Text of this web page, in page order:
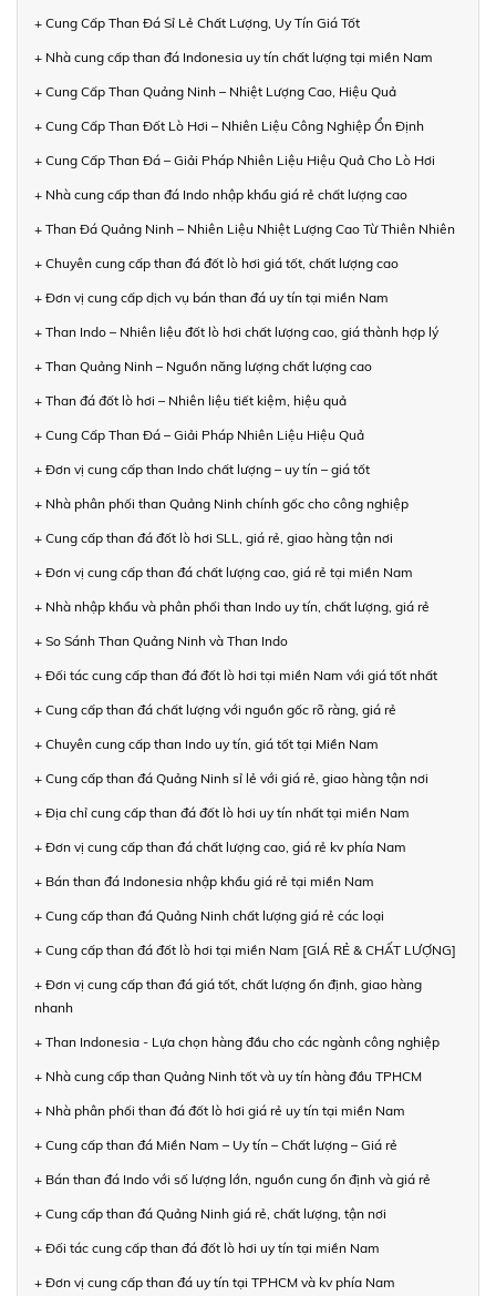
+ Cung Cấp Than Đá Sỉ Lẻ Chất Lượng, Uy Tín Giá Tốt
+ Nhà cung cấp than đá Indonesia uy tín chất lượng tại miền Nam
+ Cung Cấp Than Quảng Ninh – Nhiệt Lượng Cao, Hiệu Quả
+ Cung Cấp Than Đốt Lò Hơi – Nhiên Liệu Công Nghiệp Ổn Định
+ Cung Cấp Than Đá – Giải Pháp Nhiên Liệu Hiệu Quả Cho Lò Hơi
+ Nhà cung cấp than đá Indo nhập khẩu giá rẻ chất lượng cao
+ Than Đá Quảng Ninh – Nhiên Liệu Nhiệt Lượng Cao Từ Thiên Nhiên
+ Chuyên cung cấp than đá đốt lò hơi giá tốt, chất lượng cao
+ Đơn vị cung cấp dịch vụ bán than đá uy tín tại miền Nam
+ Than Indo – Nhiên liệu đốt lò hơi chất lượng cao, giá thành hợp lý
+ Than Quảng Ninh – Nguồn năng lượng chất lượng cao
+ Than đá đốt lò hơi – Nhiên liệu tiết kiệm, hiệu quả
+ Cung Cấp Than Đá – Giải Pháp Nhiên Liệu Hiệu Quả
+ Đơn vị cung cấp than Indo chất lượng – uy tín – giá tốt
+ Nhà phân phối than Quảng Ninh chính gốc cho công nghiệp
+ Cung cấp than đá đốt lò hơi SLL, giá rẻ, giao hàng tận nơi
+ Đơn vị cung cấp than đá chất lượng cao, giá rẻ tại miền Nam
+ Nhà nhập khẩu và phân phối than Indo uy tín, chất lượng, giá rẻ
+ So Sánh Than Quảng Ninh và Than Indo
+ Đối tác cung cấp than đá đốt lò hơi tại miền Nam với giá tốt nhất
+ Cung cấp than đá chất lượng với nguồn gốc rõ ràng, giá rẻ
+ Chuyên cung cấp than Indo uy tín, giá tốt tại Miền Nam
+ Cung cấp than đá Quảng Ninh sỉ lẻ với giá rẻ, giao hàng tận nơi
+ Địa chỉ cung cấp than đá đốt lò hơi uy tín nhất tại miền Nam
+ Đơn vị cung cấp than đá chất lượng cao, giá rẻ kv phía Nam
+ Bán than đá Indonesia nhập khẩu giá rẻ tại miền Nam
+ Cung cấp than đá Quảng Ninh chất lượng giá rẻ các loại
+ Cung cấp than đá đốt lò hơi tại miền Nam [GIÁ RẺ & CHẤT LƯỢNG]
+ Đơn vị cung cấp than đá giá tốt, chất lượng ổn định, giao hàng
nhanh
+ Than Indonesia - Lựa chọn hàng đầu cho các ngành công nghiệp
+ Nhà cung cấp than Quảng Ninh tốt và uy tín hàng đầu TPHCM
+ Nhà phân phối than đá đốt lò hơi giá rẻ uy tín tại miền Nam
+ Cung cấp than đá Miền Nam – Uy tín – Chất lượng – Giá rẻ
+ Bán than đá Indo với số lượng lớn, nguồn cung ổn định và giá rẻ
+ Cung cấp than đá Quảng Ninh giá rẻ, chất lượng, tận nơi
+ Đối tác cung cấp than đá đốt lò hơi uy tín tại miền Nam
+ Đơn vị cung cấp than đá uy tín tại TPHCM và kv phía Nam